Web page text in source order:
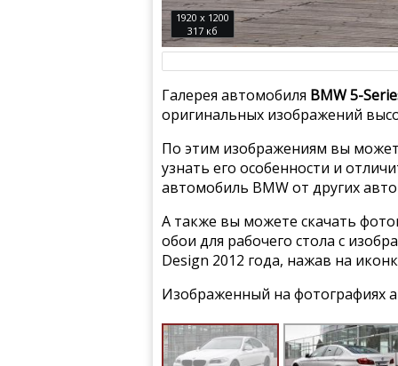
1920 x 1200
317 кб
Галерея автомобиля BMW 5-
оригинальных изображений
По этим изображениям вы
узнать его особенности и
автомобиль BMW от других
А также вы можете скачать
обои для рабочего стола с
Design 2012 года, нажав на
Изображенный на фотографиях